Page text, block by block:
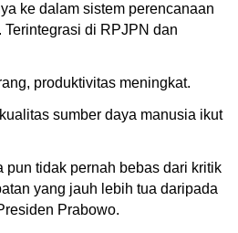
ke dalam sistem perencanaan
di RPJPN dan
produktivitas meningkat.
sumber daya manusia ikut
pun tidak pernah bebas dari kritik
yang jauh lebih tua daripada
Prabowo.